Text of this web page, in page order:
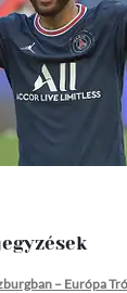
– Európa